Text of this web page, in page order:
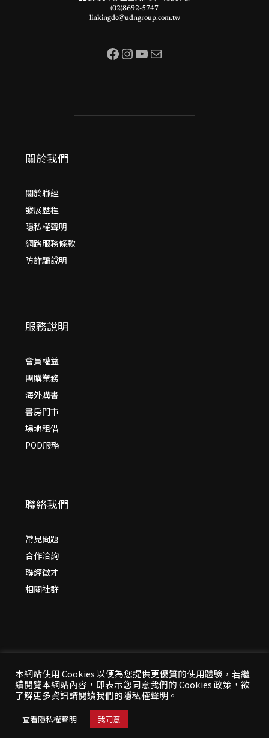
(02)8692-5747
linkingdc@udngroup.com.tw
Facebook InstagramYouTube 電子郵件
關於我們
關於聯經
發展歷程
隱私權聲明
網路服務條款
防詐騙說明
服務說明
會員權益
團購業務
海外購書
書房門市
場地租借
POD服務
聯絡我們
常見問題
合作洽詢
聯經徵才
相關社群
© 2026 年聯經出版：思考，連結過去與未來
All Rights Reserved | 本站台資料為版權所有，非經同
意請勿作任何形式之轉載使用
本網站使用 Cookies 以便為您提供更優質的使用體驗，若繼
續閱覽本網站內容，即表示您同意我們的 Cookies 政策，欲
了解更多資訊請閱讀我們的隱私權聲明。
查看隱私權聲明 我同意